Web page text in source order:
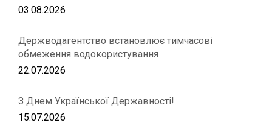
03.08.2026
Держводагентство встановлює тимчасові
обмеження водокористування
22.07.2026
З Днем Української Державності!
15.07.2026